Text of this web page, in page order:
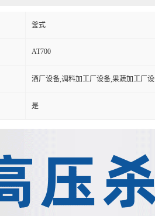
釜式
AT700
酒厂设备,调料加工厂设备,果蔬加工厂
是